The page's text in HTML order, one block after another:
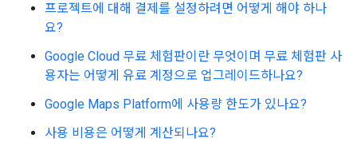
프로젝트에 대해 결제를 설정하려면 어떻게 해야 하나
요?
Google Cloud 무료 체험판이란 무엇이며 무료 체험판 사
용자는 어떻게 유료 계정으로 업그레이드하나요?
Google Maps Platform에 사용량 한도가 있나요?
사용 비용은 어떻게 계산되나요?